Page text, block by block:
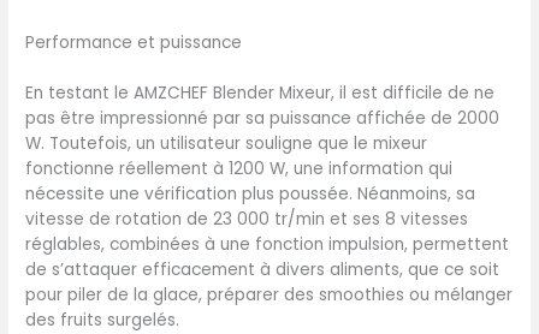
blender mixeur AMZCHEF
répond à la plupart des
besoins de votre ménage !
✅ 【BLENDER BOL EN PLASTIC
1,85L】- Le bol du mixeur
professionnel est fabriqué
en plastique sans BPA pour
répondre aux exigences de
sécurité alimentaire et a
une capacité de 1,85L pour
répondre à de multiples
Performance et puissance
En testant le AMZCHEF Blender Mixeur, il est difficile de ne
pas être impressionné par sa puissance affichée de 2000
W. Toutefois, un utilisateur souligne que le mixeur
fonctionne réellement à 1200 W, une information qui
nécessite une vérification plus poussée. Néanmoins, sa
vitesse de rotation de 23 000 tr/min et ses 8 vitesses
réglables, combinées à une fonction impulsion, permettent
de s’attaquer efficacement à divers aliments, que ce soit
pour piler de la glace, préparer des smoothies ou mélanger
des fruits surgelés.